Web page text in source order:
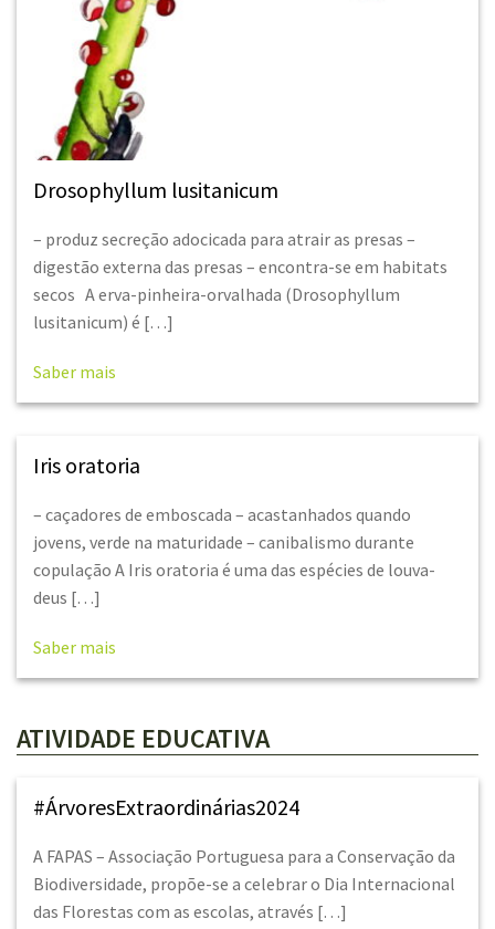
Drosophyllum lusitanicum
– produz secreção adocicada para atrair as presas –
digestão externa das presas – encontra-se em habitats
secos A erva-pinheira-orvalhada (Drosophyllum
lusitanicum) é […]
Saber mais
Iris oratoria
– caçadores de emboscada – acastanhados quando
jovens, verde na maturidade – canibalismo durante
copulação A Iris oratoria é uma das espécies de louva-
deus […]
Saber mais
ATIVIDADE EDUCATIVA
#ÁrvoresExtraordinárias2024
A FAPAS – Associação Portuguesa para a Conservação da
Biodiversidade, propõe-se a celebrar o Dia Internacional
das Florestas com as escolas, através […]